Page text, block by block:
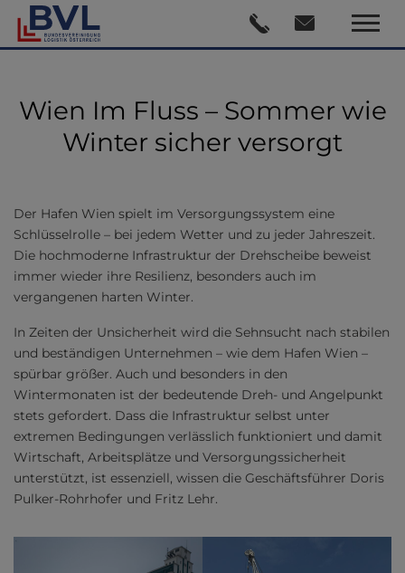
Wien Im Fluss – Sommer wie
Winter sicher versorgt
Der Hafen Wien spielt im Versorgungssystem eine
Schlüsselrolle – bei jedem Wetter und zu jeder Jahreszeit.
Die hochmoderne Infrastruktur der Drehscheibe beweist
immer wieder ihre Resilienz, besonders auch im
vergangenen harten Winter.
In Zeiten der Unsicherheit wird die Sehnsucht nach stabilen
und beständigen Unternehmen – wie dem Hafen Wien –
spürbar größer. Auch und besonders in den
Wintermonaten ist der bedeutende Dreh- und Angelpunkt
stets gefordert. Dass die Infrastruktur selbst unter
extremen Bedingungen verlässlich funktioniert und damit
Wirtschaft, Arbeitsplätze und Versorgungssicherheit
unterstützt, ist essenziell, wissen die Geschäftsführer Doris
Pulker-Rohrhofer und Fritz Lehr.